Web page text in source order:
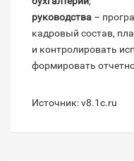
руководства –
кадровый состав,
и контролировать
формировать
Источник: v8.1c.ru